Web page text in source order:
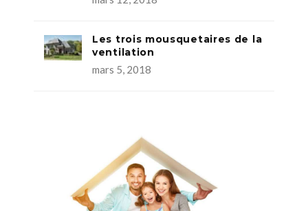
Les trois mousquetaires de la
ventilation
mars 5, 2018